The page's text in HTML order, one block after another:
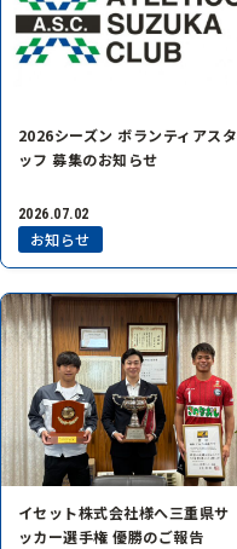
2026シーズン ボランティアスタ
ッフ 募集のお知らせ
2026.07.02
お知らせ
イセット株式会社様へ三重県サ
ッカー選手権 優勝のご報告